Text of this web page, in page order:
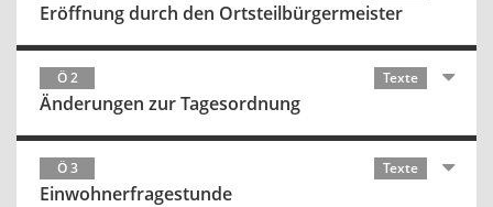
Eröffnung durch den Ortsteilbürgermeister
Ö 2 Texte
Änderungen zur Tagesordnung
Ö 3 Texte
Einwohnerfragestunde